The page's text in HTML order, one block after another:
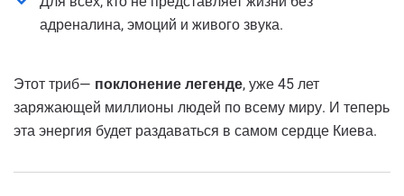
адреналина, эмоций и живого звука.
Этот триб— поклонение легенде, уже 45 лет
заряжающей миллионы людей по всему миру. И теперь
эта энергия будет раздаваться в самом сердце Киева.